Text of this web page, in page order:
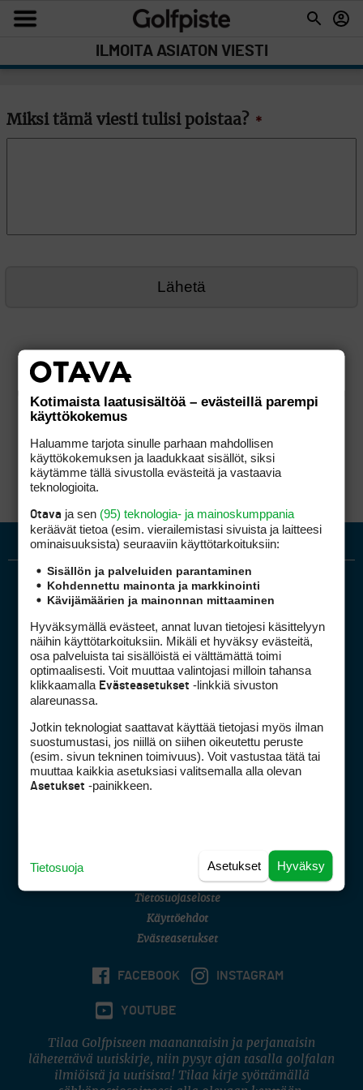
ILMOITA ASIATON VIESTI
Miksi tämä viesti tulisi poistaa? *
Golfpiste mediakortti
Golfpisteen yhteystiedot
DSA avoimuusraportti
Asiakaspalvelu
(digi) digi@otavamedia.fi
Tietosuojaseloste
Käyttöehdot
Evästeasetukset
FACEBOOK INSTAGRAM
YOUTUBE
Tilaa Golfpisteen maanantaisin ja perjantaisin
lähetettävä uutiskirje, niin pysyt ajan tasalla golfalan
ilmiöistä ja uutisista! Tilaa kirje syöttämällä
Kotimaista laatusisältöä – evästeillä parempi
käyttökokemus
Haluamme tarjota sinulle parhaan mahdollisen
käyttökokemuksen ja laadukkaat sisällöt, siksi
käytämme tällä sivustolla evästeitä ja vastaavia
teknologioita.
Otava ja sen (95) teknologia- ja mainoskumppania
keräävät tietoa (esim. vierailemis­tasi sivuista ja laitteesi
ominaisuuk­sista) seuraaviin käyttötarkoituksiin:
Sisällön ja palveluiden parantaminen
Kohdennettu mainonta ja markkinointi
Kävijämäärien ja mainonnan mittaaminen
Hyväksymällä evästeet, annat luvan tietojesi käsittelyyn
näihin käyttötarkoituksiin. Mikäli et hyväksy evästeitä,
osa palveluista tai sisällöistä ei välttämättä toimi
optimaalisesti. Voit muuttaa valintojasi milloin tahansa
klikkaamalla Evästeasetukset -linkkiä sivuston
alareunassa.
Jotkin teknologiat saattavat käyttää tietojasi myös ilman
suostumustasi, jos niillä on siihen oikeutettu peruste
(esim. sivun tekninen toimivuus). Voit vastustaa tätä tai
muuttaa kaikkia asetuksiasi valitsemalla alla olevan
Asetukset -painikkeen.
Hyväksy
Asetukset
Tietosuoja